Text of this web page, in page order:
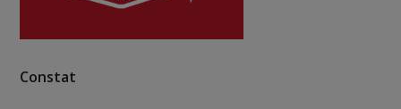
Constat